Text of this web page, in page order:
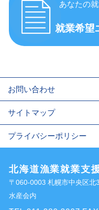
あなたの
就業希望
お問い合わせ
サイトマップ
プライバシーポリシー
北海道漁業就業支
〒060-0003 札幌市中央区北
水産会内